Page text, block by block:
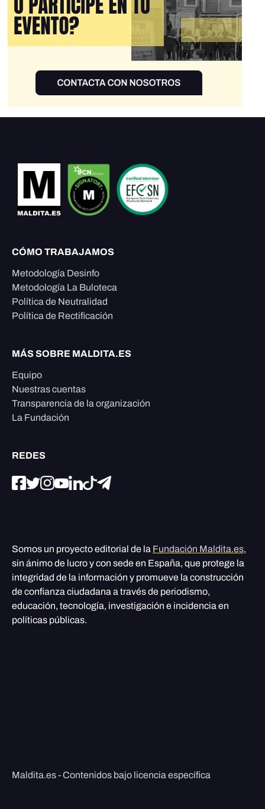
CÓMO TRABAJAMOS
Metodología Desinfo
Metodología La Buloteca
Política de Neutralidad
Política de Rectificación
MÁS SOBRE MALDITA.ES
Equipo
Nuestras cuentas
Transparencia de la organización
La Fundación
REDES
Somos un proyecto editorial de la Fundación Maldita.es,
sin ánimo de lucro y con sede en España, que protege la
integridad de la información y promueve la construcción
de confianza ciudadana a través de periodismo,
educación, tecnología, investigación e incidencia en
políticas públicas.
Maldita.es - Contenidos bajo licencia específica